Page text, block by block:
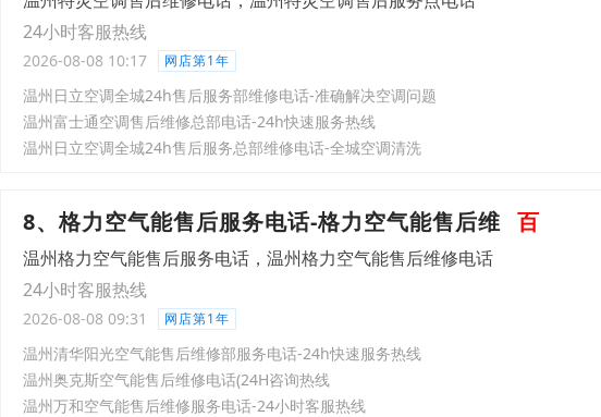
24小时客服热线
2026-08-08 10:17 网店第1年
温州日立空调全城24h售后服务部维修电话-准确解决空调问题
温州富士通空调售后维修总部电话-24h快速服务热线
温州日立空调全城24h售后服务总部维修电话-全城空调清洗
8、格力空气能售后服务电话-格力空气能售后维 百
温州格力空气能售后服务电话，温州格力空气能售后维修电话
24小时客服热线
2026-08-08 09:31 网店第1年
温州清华阳光空气能售后维修部服务电话-24h快速服务热线
温州奥克斯空气能售后维修电话(24H咨询热线
温州万和空气能售后维修服务电话-24小时客服热线